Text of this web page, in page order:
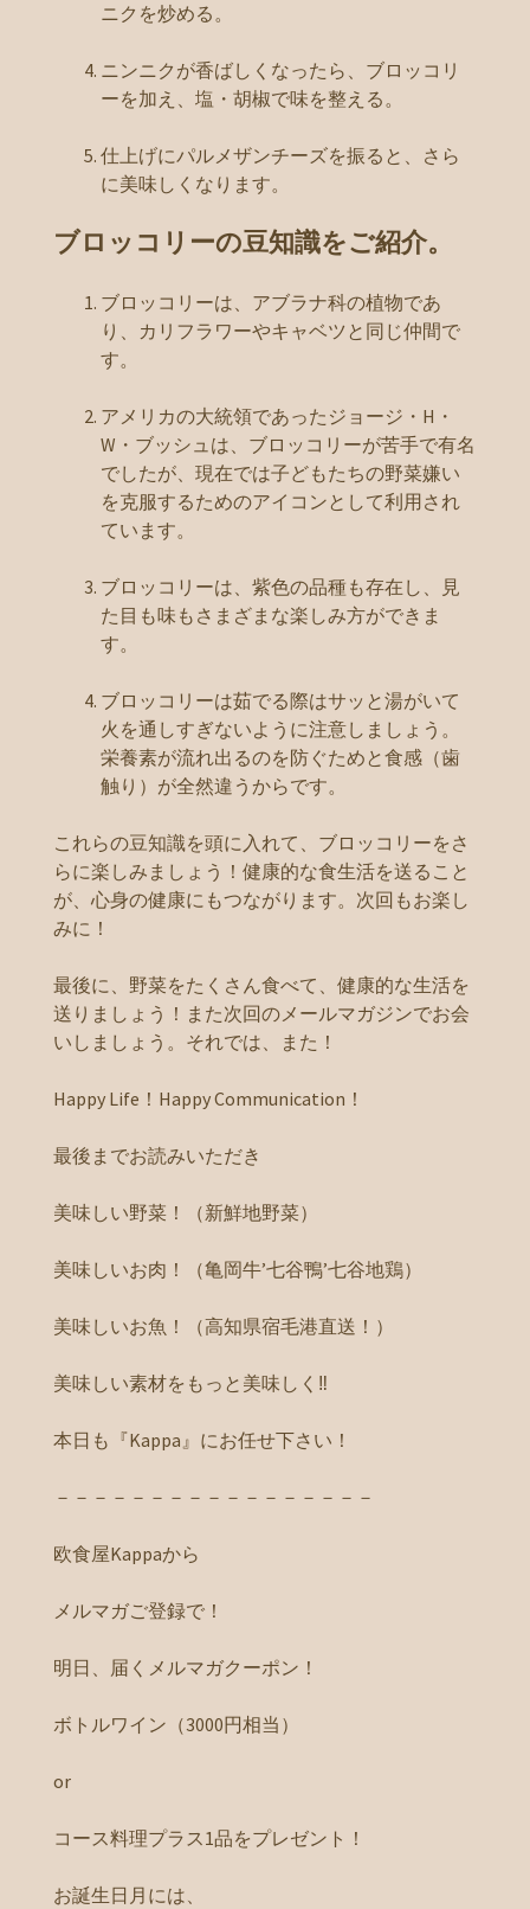
ニクを炒める。
ニンニクが香ばしくなったら、ブロッコリ
ーを加え、塩・胡椒で味を整える。
仕上げにパルメザンチーズを振ると、さら
に美味しくなります。
ブロッコリーの豆知識をご紹介。
ブロッコリーは、アブラナ科の植物であ
り、カリフラワーやキャベツと同じ仲間で
す。
アメリカの大統領であったジョージ・H・
W・ブッシュは、ブロッコリーが苦手で有名
でしたが、現在では子どもたちの野菜嫌い
を克服するためのアイコンとして利用され
ています。
ブロッコリーは、紫色の品種も存在し、見
た目も味もさまざまな楽しみ方ができま
す。
ブロッコリーは茹でる際はサッと湯がいて
火を通しすぎないように注意しましょう。
栄養素が流れ出るのを防ぐためと食感（歯
触り）が全然違うからです。
これらの豆知識を頭に入れて、ブロッコリーをさ
らに楽しみましょう！健康的な食生活を送ること
が、心身の健康にもつながります。次回もお楽し
みに！
最後に、野菜をたくさん食べて、健康的な生活を
送りましょう！また次回のメールマガジンでお会
いしましょう。それでは、また！
Happy Life！Happy Communication！
最後までお読みいただき
美味しい野菜！（新鮮地野菜）
美味しいお肉！（亀岡牛’七谷鴨’七谷地鶏）
美味しいお魚！（高知県宿毛港直送！）
美味しい素材をもっと美味しく‼️
本日も『Kappa』にお任せ下さい！
－－－－－－－－－－－－－－－－－
欧食屋Kappaから
メルマガご登録で！
明日、届くメルマガクーポン！
ボトルワイン（3000円相当）
or
コース料理プラス1品をプレゼント！
お誕生日月には、